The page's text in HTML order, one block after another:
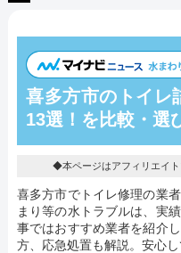
喜多方市のトイレ
13選！を比較・選
◆本ページはアフィリエイト
喜多方市でトイレ修理の業
まり等の水トラブルは、実
事ではおすすめ業者を紹介
方、応急処置も解説。安心